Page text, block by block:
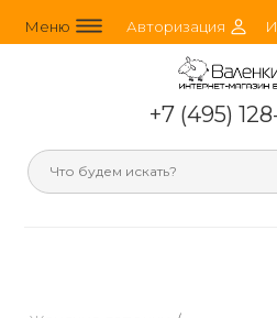
Меню line_horizontal_3 Авторизация person_round
+7 (495)